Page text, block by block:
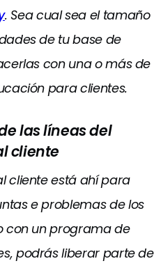
. Sea cual sea el tamaño
de tu base de
con una o más de
para clientes.
las líneas del
cliente
cliente está ahí para
e problemas de los
con un programa de
podrás liberar parte de